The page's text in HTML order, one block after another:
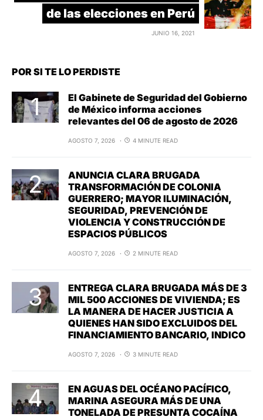
de las elecciones en Perú
JUNIO 16, 2021
POR SI TE LO PERDISTE
El Gabinete de Seguridad del Gobierno
de México informa acciones
relevantes del 06 de agosto de 2026
AGOSTO 7, 2026 4 MINUTE READ
ANUNCIA CLARA BRUGADA
TRANSFORMACIÓN DE COLONIA
GUERRERO; MAYOR ILUMINACIÓN,
SEGURIDAD, PREVENCIÓN DE
VIOLENCIA Y CONSTRUCCIÓN DE
ESPACIOS PÚBLICOS
AGOSTO 7, 2026 2 MINUTE READ
ENTREGA CLARA BRUGADA MÁS DE 3
MIL 500 ACCIONES DE VIVIENDA; ES
LA MANERA DE HACER JUSTICIA A
QUIENES HAN SIDO EXCLUIDOS DEL
FINANCIAMIENTO BANCARIO, INDICO
AGOSTO 7, 2026 3 MINUTE READ
EN AGUAS DEL OCÉANO PACÍFICO,
MARINA ASEGURA MÁS DE UNA
TONELADA DE PRESUNTA COCAÍNA